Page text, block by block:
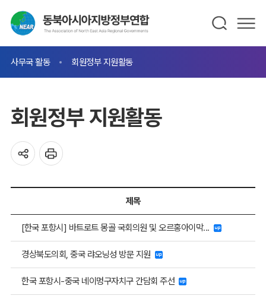
사무국 활동 회원정부 지원활동
회원정부 지원활동
제목
[한국 포항시] 바트로트 몽골 국회의원 및 오르홍아이막...
경상북도의회, 중국 랴오닝성 방문 지원
한국 포항시-중국 네이멍구자치구 간담회 주선